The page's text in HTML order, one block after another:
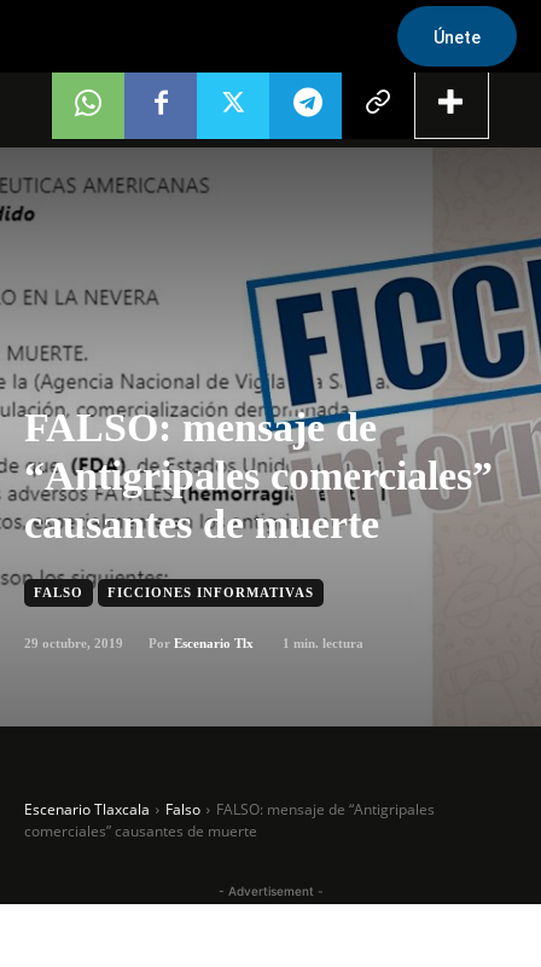
Únete
FALSO: mensaje de
“Antigripales comerciales”
causantes de muerte
FALSO FICCIONES INFORMATIVAS
29 octubre, 2019 Por Escenario Tlx 1 min. lectura
Escenario Tlaxcala Falso
FALSO: mensaje de “Antigripales
comerciales” causantes de muerte
- Advertisement -